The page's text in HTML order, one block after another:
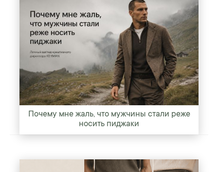
Почему мне жаль, что мужчины стали реже
носить пиджаки